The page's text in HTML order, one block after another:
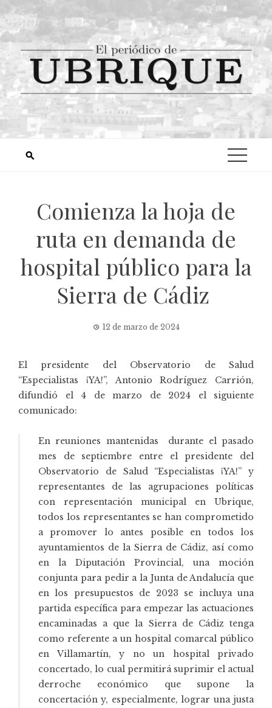
Comienza la hoja de
ruta en demanda de
hospital público para la
Sierra de Cádiz
12 de marzo de 2024
El presidente del Observatorio de Salud
“Especialistas ¡YA!”,Antonio Rodríguez Carrión,
difundió el 4 de marzo de 2024 el siguiente
comunicado:
En reuniones mantenidas durante el pasado
mes de septiembre entre el presidente del
Observatorio de Salud “Especialistas ¡YA!” y
representantes de las agrupaciones políticas
con representación municipal en Ubrique,
todos los representantes se han comprometido
a promover lo antes posible en todos los
ayuntamientos de la Sierra de Cádiz, así como
en la Diputación Provincial, una moción
conjunta para pedir a la Junta de Andalucía que
en los presupuestos de 2023 se incluya una
partida específica para empezar las actuaciones
encaminadas a que la Sierra de Cádiz tenga
como referente a un hospital comarcal público
en Villamartín, y no un hospital privado
concertado, lo cual permitirá suprimir el actual
derroche económico que supone la
concertación y, especialmente, lograr una justa